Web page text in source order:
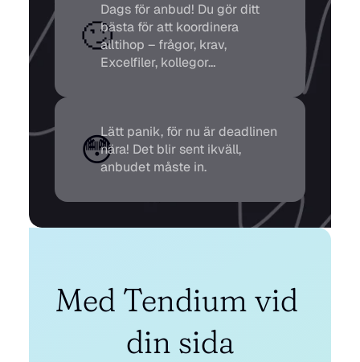
🙄
Dags för anbud! Du gör ditt
bästa för att koordinera
alltihop – frågor, krav,
Excelfiler, kollegor…
😳Lätt panik, för nu är deadlinen
nära! Det blir sent ikväll,
anbudet måste in.
Med Tendium vid
din sida